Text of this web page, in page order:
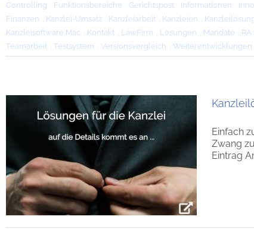
Controlling , Funktionsbereiche , Gerichtspost , Informationen ,
Finanzen , Kanzlei-Umsatz , Kanzleiarbeit , Kanzleien ,
Kanzleisoftware Mac , Kontakt , LawFirm , Lösungen , Mandate ,
Teamarbeit , Testsystem , Versionsvergleich , Weiterentwicklungen
Einfach
Zwang
Eintrag